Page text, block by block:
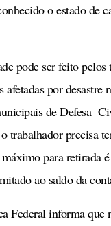
o estado de
pode ser feito pelos
afetadas por desastre
de Defesa
trabalhador precisa
para retirada
ao saldo da
Federal informa que